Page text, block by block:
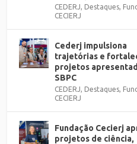
CEDERJ, Destaques,
CECIERJ
Cederj impulsiona
trajetórias e
projetos
SBPC
CEDERJ, Destaques,
CECIERJ
Fundação Cecierj
projetos de ciência,